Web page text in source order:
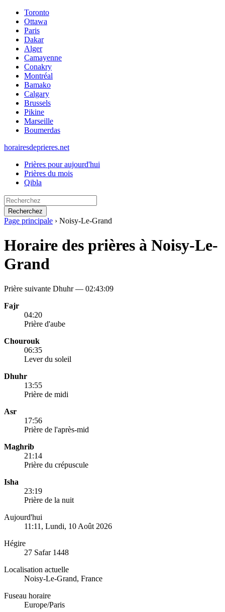
Toronto
Ottawa
Paris
Dakar
Alger
Camayenne
Conakry
Montréal
Bamako
Calgary
Brussels
Pikine
Marseille
Boumerdas
horairesdeprieres.net
Prières pour aujourd'hui
Prières du mois
Qibla
Recherchez
Page principale › Noisy-Le-Grand
Horaire des prières à Noisy-Le-
Grand
Prière suivante Dhuhr — 02:43:09
Fajr
04:20
Prière d'aube
Chourouk
06:35
Lever du soleil
Dhuhr
13:55
Prière de midi
Asr
17:56
Prière de l'après-mid
Maghrib
21:14
Prière du crépuscule
Isha
23:19
Prière de la nuit
Aujourd'hui
11:11 , Lundi, 10 Août 2026
Hégire
27 Safar 1448
Localisation actuelle
Noisy-Le-Grand, France
Fuseau horaire
Europe/Paris